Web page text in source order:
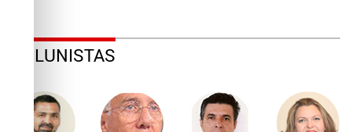
COLUNISTAS